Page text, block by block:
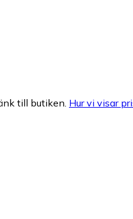
till butiken. Hur vi visar